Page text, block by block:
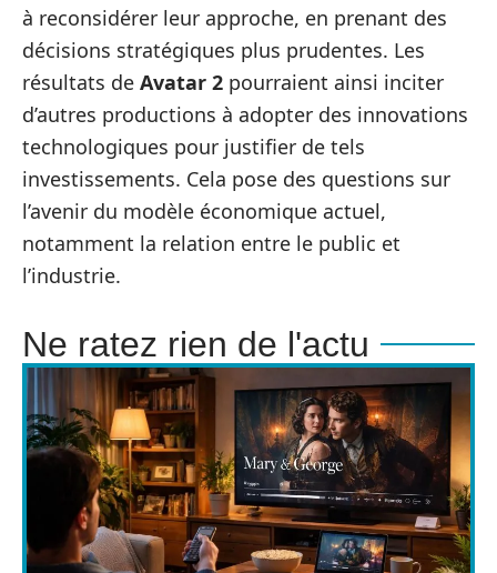
à reconsidérer leur approche, en prenant des
décisions stratégiques plus prudentes. Les
résultats de Avatar 2 pourraient ainsi inciter
d’autres productions à adopter des innovations
technologiques pour justifier de tels
investissements. Cela pose des questions sur
l’avenir du modèle économique actuel,
notamment la relation entre le public et
l’industrie.
Ne ratez rien de l'actu